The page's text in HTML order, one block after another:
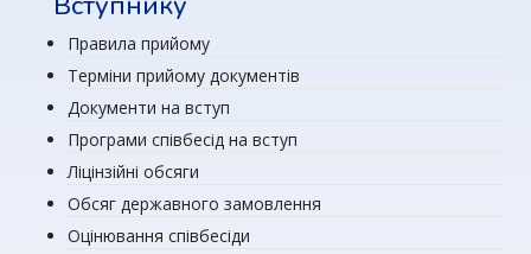
Правила прийому
Терміни прийому документів
Документи на вступ
Програми співбесід на вступ
Ліцінзійні обсяги
Обсяг державного замовлення
Оцінювання співбесіди